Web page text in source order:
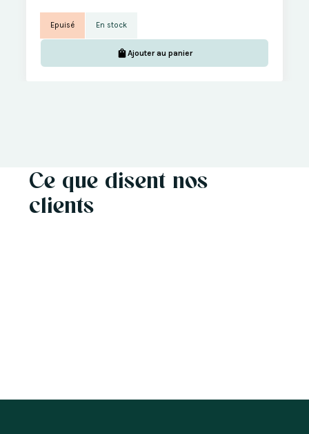
Epuisé En stock
Ajouter au panier
Ce que disent nos
clients